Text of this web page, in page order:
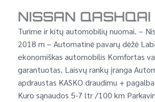
NISSAN
Turime ir kitų automobilių nuomai. –
2018 m – Automatinė pavarų dėžė
ekonomiškas automobilis Komfortas
garantuotas. Laisvų rankų įranga
apdraustas KASKO draudimu +
Kuro sąnaudos 5-7 ltr /100 km